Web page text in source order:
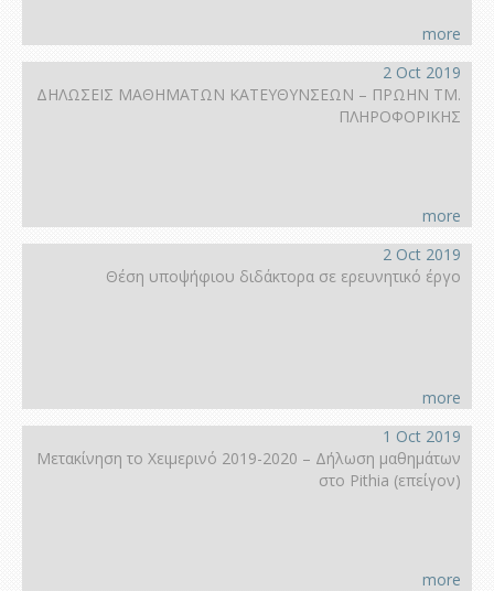
more
2 Oct 2019
ΔΗΛΩΣΕΙΣ ΜΑΘΗΜΑΤΩΝ ΚΑΤΕΥΘΥΝΣΕΩΝ – ΠΡΩΗΝ ΤΜ.
ΠΛΗΡΟΦΟΡΙΚΗΣ
more
2 Oct 2019
Θέση υποψήφιου διδάκτορα σε ερευνητικό έργο
more
1 Oct 2019
Μετακίνηση το Χειμερινό 2019-2020 – Δήλωση μαθημάτων
στο Pithia (επείγον)
more